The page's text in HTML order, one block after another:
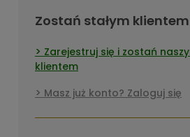
Zostań stałym klientem
Zarejestruj się i zostań
klientem
Masz już konto? Zaloguj się